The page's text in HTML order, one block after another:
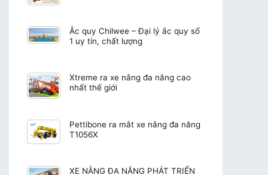
Ắc quy Chilwee – Đại lý ắc quy số
1 uy tín, chất lượng
Xtreme ra xe nâng đa năng cao
nhất thế giới
Pettibone ra mắt xe nâng đa năng
T1056X
XE NÂNG ĐA NĂNG PHÁT TRIỂN